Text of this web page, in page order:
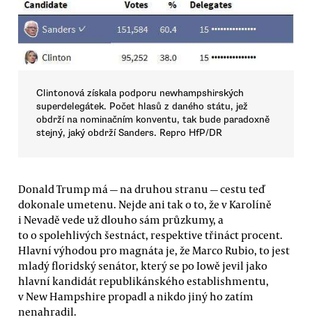
Clintonová získala podporu newhampshirských
superdelegátek. Počet hlasů z daného státu, jež
obdrží na nominačním konventu, tak bude paradoxně
stejný, jaký obdrží Sanders. Repro HfP/DR
Donald Trump má — na druhou stranu — cestu teď
dokonale umetenu. Nejde ani tak o to, že v Karolíně
i Nevadě vede už dlouho sám průzkumy, a
to o spolehlivých šestnáct, respektive třináct procent.
Hlavní výhodou pro magnáta je, že Marco Rubio, to jest
mladý floridský senátor, který se po Iowě jevil jako
hlavní kandidát republikánského establishmentu,
v New Hampshire propadl a nikdo jiný ho zatím
nenahradil.